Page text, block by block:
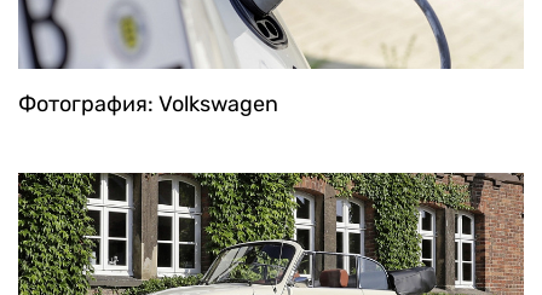
Фотография: Volkswagen